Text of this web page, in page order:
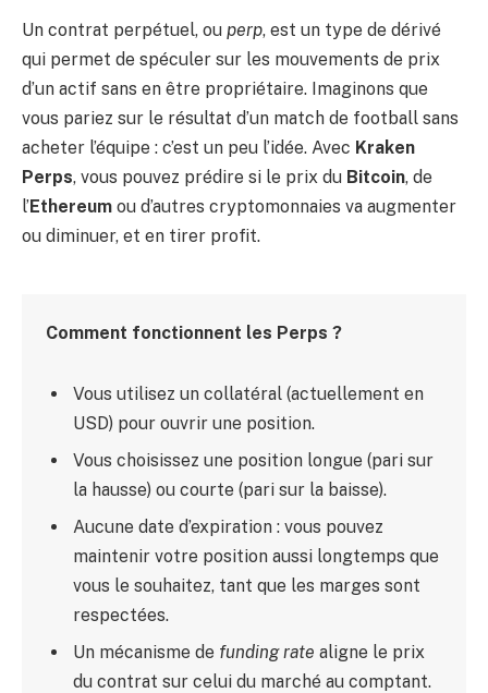
Un contrat perpétuel, ou perp, est un type de dérivé
qui permet de spéculer sur les mouvements de prix
d’un actif sans en être propriétaire. Imaginons que
vous pariez sur le résultat d’un match de football sans
acheter l’équipe : c’est un peu l’idée. Avec Kraken
Perps, vous pouvez prédire si le prix du Bitcoin, de
l’Ethereum ou d’autres cryptomonnaies va augmenter
ou diminuer, et en tirer profit.
Comment fonctionnent les Perps ?
Vous utilisez un collatéral (actuellement en
USD) pour ouvrir une position.
Vous choisissez une position longue (pari sur
la hausse) ou courte (pari sur la baisse).
Aucune date d’expiration : vous pouvez
maintenir votre position aussi longtemps que
vous le souhaitez, tant que les marges sont
respectées.
Un mécanisme de funding rate aligne le prix
du contrat sur celui du marché au comptant.